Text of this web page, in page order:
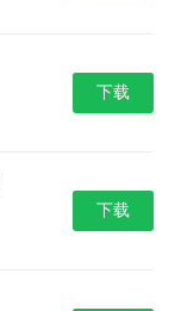
下载
下载